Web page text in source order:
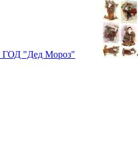
ГОД "Дед Мороз"